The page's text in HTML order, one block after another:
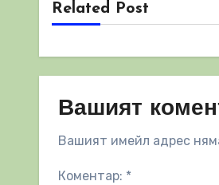
Related Post
Вашият
Вашият имейл адрес
Коментар: *